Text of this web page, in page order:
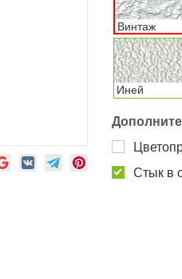
Винтаж
Иней
Стык в